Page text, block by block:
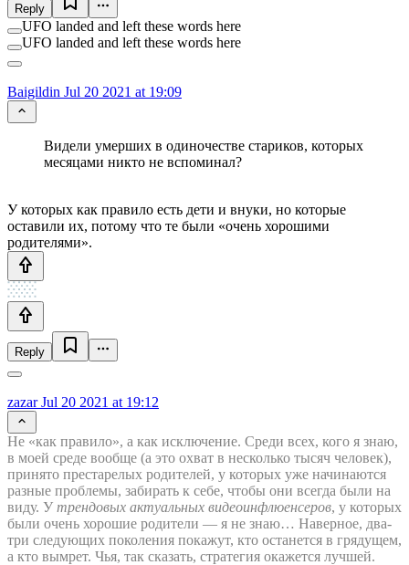
Reply
UFO landed and left these words here
UFO landed and left these words here
Baigildin Jul 20 2021 at 19:09
Видели умерших в одиночестве стариков, которых
месяцами никто не вспоминал?
У которых как правило есть дети и внуки, но которые
оставили их, потому что те были «очень хорошими
родителями».
Reply
zazarJul 20 2021 at 19:12
Не «как правило», а как исключение. Среди всех, кого я знаю,
в моей среде вообще (а это охват в несколько тысяч человек),
принято престарелых родителей, у которых уже начинаются
разные проблемы, забирать к себе, чтобы они всегда были на
виду. У трендовых актуальных видеоинфлюенсеров, у которых
были очень хорошие родители — я не знаю… Наверное, два-
три следующих поколения покажут, кто останется в грядущем,
а кто вымрет. Чья, так сказать, стратегия окажется лучшей.